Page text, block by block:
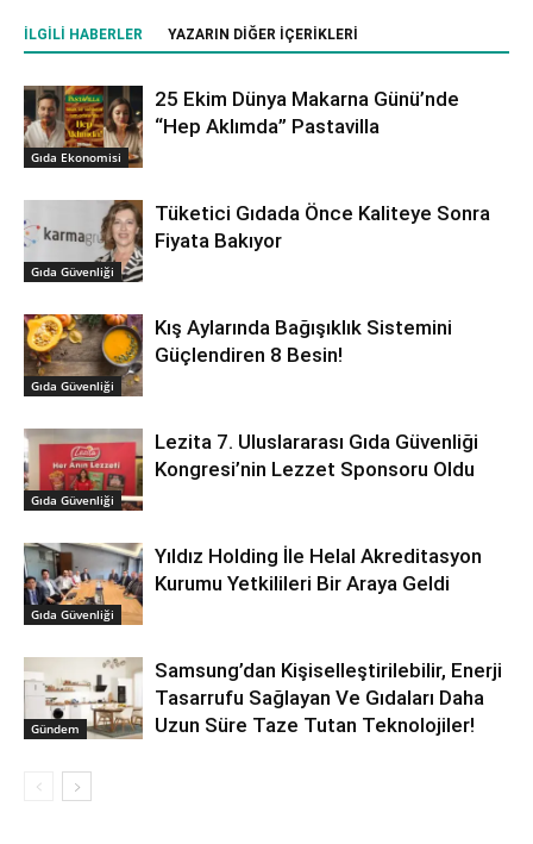
İLGILI HABERLER YAZARIN DIĞER İÇERIKLERI
Gıda Ekonomisi
25 Ekim Dünya Makarna Günü’nde
“Hep Aklımda” Pastavilla
Gıda Güvenliği
Tüketici Gıdada Önce Kaliteye Sonra
Fiyata Bakıyor
Gıda Güvenliği
Kış Aylarında Bağışıklık Sistemini
Güçlendiren 8 Besin!
Gıda Güvenliği
Lezita 7. Uluslararası Gıda Güvenliği
Kongresi’nin Lezzet Sponsoru Oldu
Gıda Güvenliği
Yıldız Holding İle Helal Akreditasyon
Kurumu Yetkilileri Bir Araya Geldi
Gündem
Samsung’dan Kişiselleştirilebilir, Enerji
Tasarrufu Sağlayan Ve Gıdaları Daha
Uzun Süre Taze Tutan Teknolojiler!